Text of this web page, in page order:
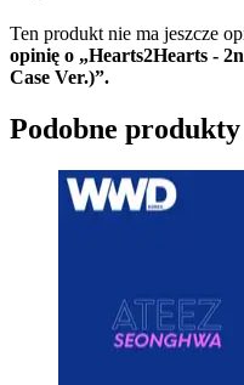
Ten produkt nie ma jeszcze
opinię o „Hearts2Hearts -
Case Ver.)”.
Podobne produkty